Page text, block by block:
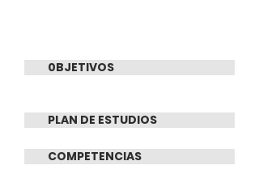
0BJETIVOS
PLAN DE ESTUDIOS
COMPETENCIAS